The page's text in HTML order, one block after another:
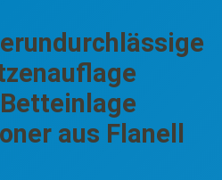
aus Flanell